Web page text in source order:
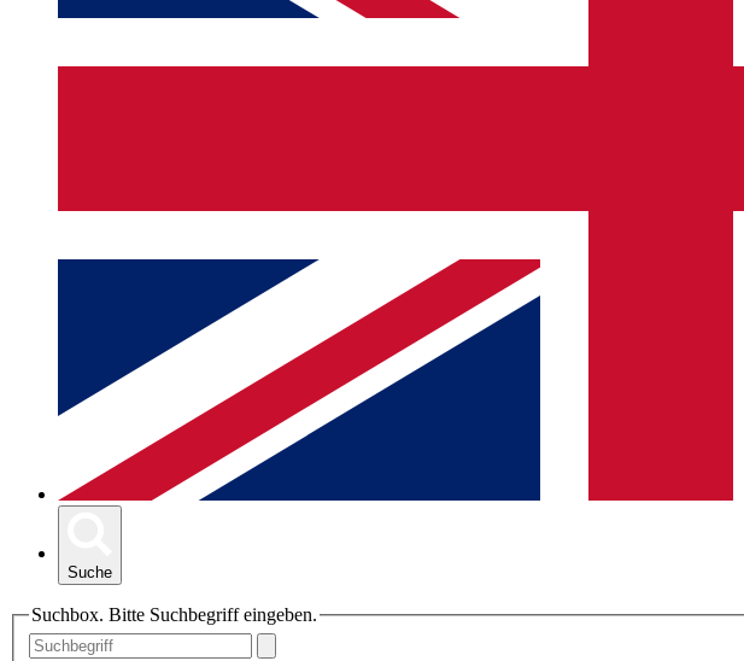
Suche
Suchbox. Bitte Suchbegriff eingeben.